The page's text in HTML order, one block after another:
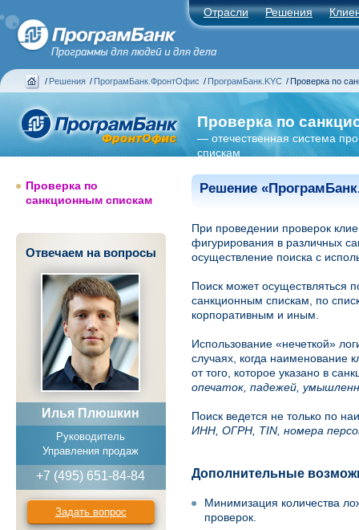
Отрасли Решения
/ Решения / ПрограмБанк.ФронтОфис / ПрограмБанк.KYC / Проверка по
Проверка по
— отечественная система
спискам
Проверка по
санкционным спискам
Отвечаем на вопросы
Илья Плюшкин
Руководитель
Управления продаж
+7 (495) 651-84-84
Задать вопрос
Решение
При проведении проверок
фигурирования в различных
осуществление поиска с
Поиск может осуществляться
санкционным спискам, по
корпоративным и иным.
Использование «нечеткой»
случаях, когда наименование
от того, которое указано в
опечаток, падежей,
Поиск ведется не только по
ИНН, ОГРН, TIN, номера
Дополнительные
Минимизация количества
проверок.